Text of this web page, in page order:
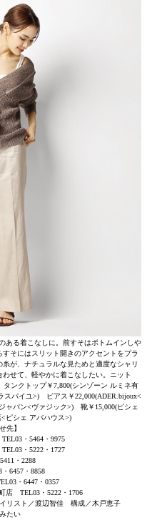
ある着こなしに。前すそはボトムインしや
そにはスリット開きのアクセントをプラ
が、ナチュラルな見ためと適度なシャリ
せて、軽やかに着こなしたい。ニット
ンクトップ￥7,800(シンゾーン ルミネ有
パイユ>) ピアス￥22,000(ADER.bijoux<
ャパン<ヴァジック>) 靴￥15,000(ピシェ
ピシェ アバハウス>)
先】
・5464・9975
・5222・1727
・2288
6457・8858
・6447・0357
店 TEL03・5222・1706
リスト／渡辺智佳 構成／木戸恵子
たい